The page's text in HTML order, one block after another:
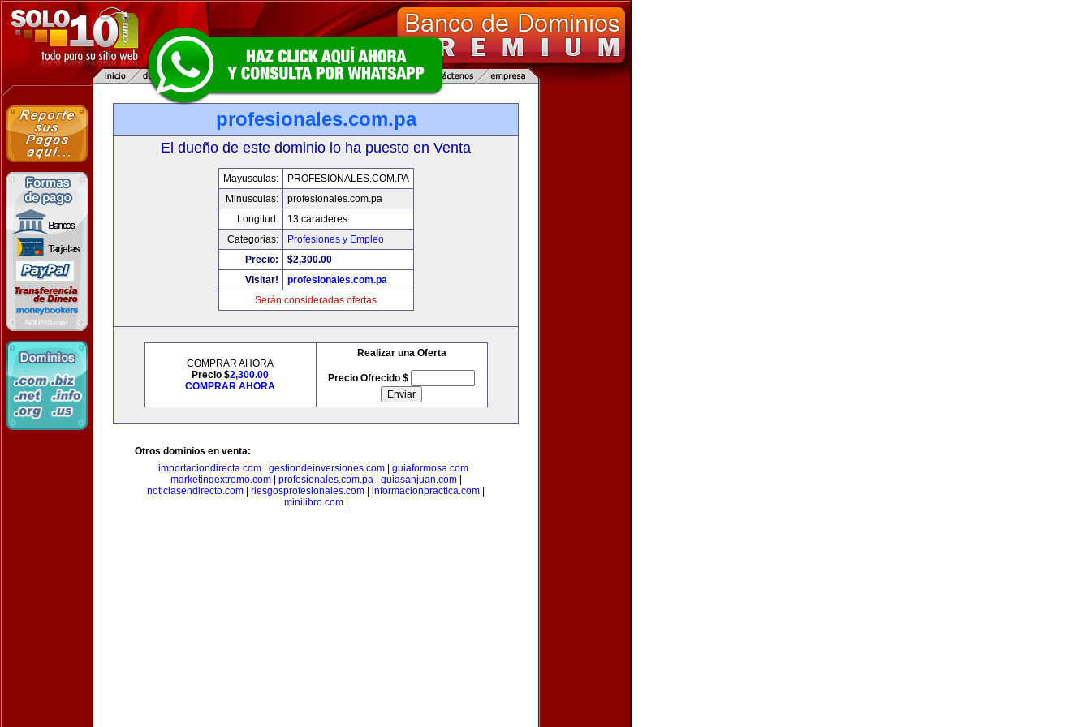
profesionales.com.pa
El dueño de este dominio lo ha puesto en Venta
Mayusculas:
PROFESIONALES.COM.PA
Minusculas:
profesionales.com.pa
Longitud:
13 caracteres
Categorias:
Profesiones y Empleo
Precio:
$2,300.00
Visitar!
profesionales.com.pa
Serán consideradas ofertas
COMPRAR AHORA
Precio $2,300.00
COMPRAR AHORA
Realizar una Oferta
Precio Ofrecido $
Otros dominios en venta:
importaciondirecta.com
gestiondeinversiones.com guiaformosa.com
marketingextremo.com| profesionales.com.pa| guiasanjuan.com|
noticiasendirecto.com
riesgosprofesionales.com informacionpractica.com
minilibro.com|